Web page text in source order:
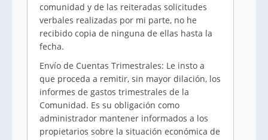
comunidad y de las reiteradas solicitudes
verbales realizadas por mi parte, no he
recibido copia de ninguna de ellas hasta la
fecha.
Envío de Cuentas Trimestrales: Le insto a
que proceda a remitir, sin mayor dilación, los
informes de gastos trimestrales de la
Comunidad. Es su obligación como
administrador mantener informados a los
propietarios sobre la situación económica de